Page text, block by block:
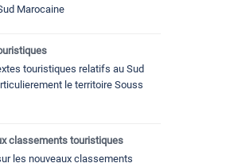
Marocaine
touristiques relatifs au Sud
le territoire Souss
classements touristiques
les nouveaux classements